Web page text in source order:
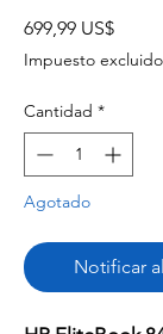
699,99 US$Precio
Impuesto excluido
Cantidad *
Agotado
Notificar